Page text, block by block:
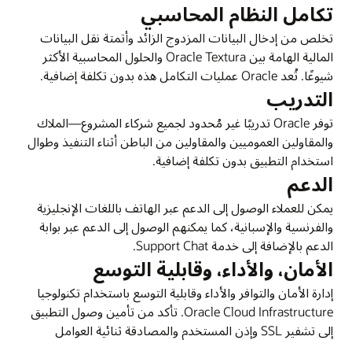
تكامل النظام المحاسبي
تخلص من إدخال البيانات المزدوج الزائد وأتمتة نقل البيانات
المالية الهامة بين Oracle Textura والحلول المحاسبية الأكثر
شيوعًا. تُعد Oracle عمليات التكامل هذه بدون تكلفة إضافية.
التدريب
توفر Oracle تدريبًا غير مُحدود لجميع شركاء المشروع—الملاك
والمقاولين العموميين والمقاولين من الباطن أثناء التنفيذ وطوال
استخدام التطبيق بدون تكلفة إضافية.
الدعم
يمكن للعملاء الوصول إلى الدعم عبر الهاتف باللغات الإنجليزية
والفرنسية والإسبانية، كما يمكنهم الوصول إلى الدعم عبر بوابة
الدعم بالإضافة إلى خدمة Support Chat.
الأمان، والأداء، وقابلية التوسع
إدارة الأمان والتوافر والأداء وقابلية التوسع باستخدام تكنولوجيا
Oracle Cloud Infrastructure. تأكد من تأمين وصول التطبيق
إلى تشفير SSL وإذن المستخدم والمصادقة ثنائية العوامل